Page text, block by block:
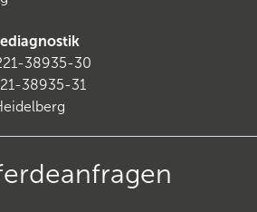
38935-30
38935-31